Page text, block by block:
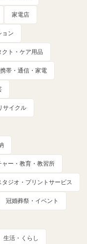
家電店
ョン
ト・ケア用品
携帯・通信・家電
サイクル
ャー・教育・教習所
タジオ・プリントサービス
冠婚葬祭・イベント
生活・くらし